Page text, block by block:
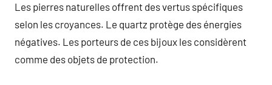
Les pierres naturelles offrent des vertus spécifiques
selon les croyances. Le quartz protège des énergies
négatives. Les porteurs de ces bijoux les considèrent
comme des objets de protection.